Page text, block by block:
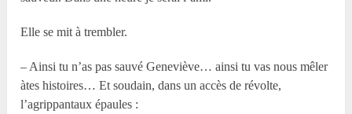
Elle se mit à trembler.
– Ainsi tu n’as pas sauvé Geneviève… ainsi tu vas nous mêler
àtes histoires… Et soudain, dans un accès de révolte,
l’agrippantaux épaules :